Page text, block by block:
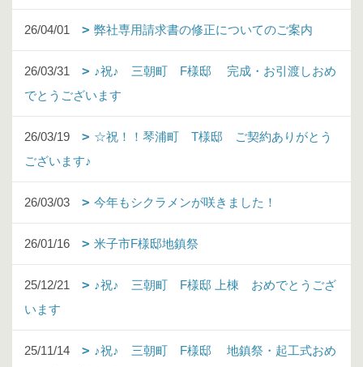
26/04/01 弊社専用請求書の修正についてのご案内
26/03/31
♪祝♪ 三朝町 F様邸 完成・お引渡しおめ
でとうございます
26/03/19
☆祝！！琴浦町 T様邸 ご契約ありがとう
ございます♪
26/03/03 今年もシクラメンが咲きました！
26/01/16 米子市F様邸地鎮祭
25/12/21
♪祝♪ 三朝町 F様邸 上棟 おめでとうござ
います
25/11/14
♪祝♪ 三朝町 F様邸 地鎮祭・起工式おめ